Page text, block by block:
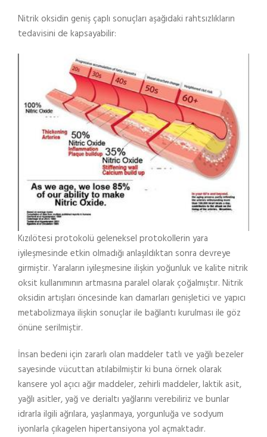
Nitrik oksidin geniş çaplı sonuçları aşağıdaki rahtsızlıkların
tedavisini de kapsayabilir:
Kızılötesi protokolü geleneksel protokollerin yara
iyileşmesinde etkin olmadığı anlaşıldıktan sonra devreye
girmiştir. Yaraların iyileşmesine ilişkin yoğunluk ve kalite nitrik
oksit kullanımının artmasına paralel olarak çoğalmıştır. Nitrik
oksidin artışları öncesinde kan damarları genişletici ve yapıcı
metabolizmaya ilişkin sonuçlar ile bağlantı kurulması ile göz
önüne serilmiştir.
İnsan bedeni için zararlı olan maddeler tatlı ve yağlı bezeler
sayesinde vücuttan atılabilmiştir ki buna örnek olarak
kansere yol açıcı ağır maddeler, zehirli maddeler, laktik asit,
yağlı asitler, yağ ve derialtı yağlarını verebiliriz ve bunlar
idrarla ilgili ağrılara, yaşlanmaya, yorgunluğa ve sodyum
iyonlarla çıkagelen hipertansiyona yol açmaktadır.